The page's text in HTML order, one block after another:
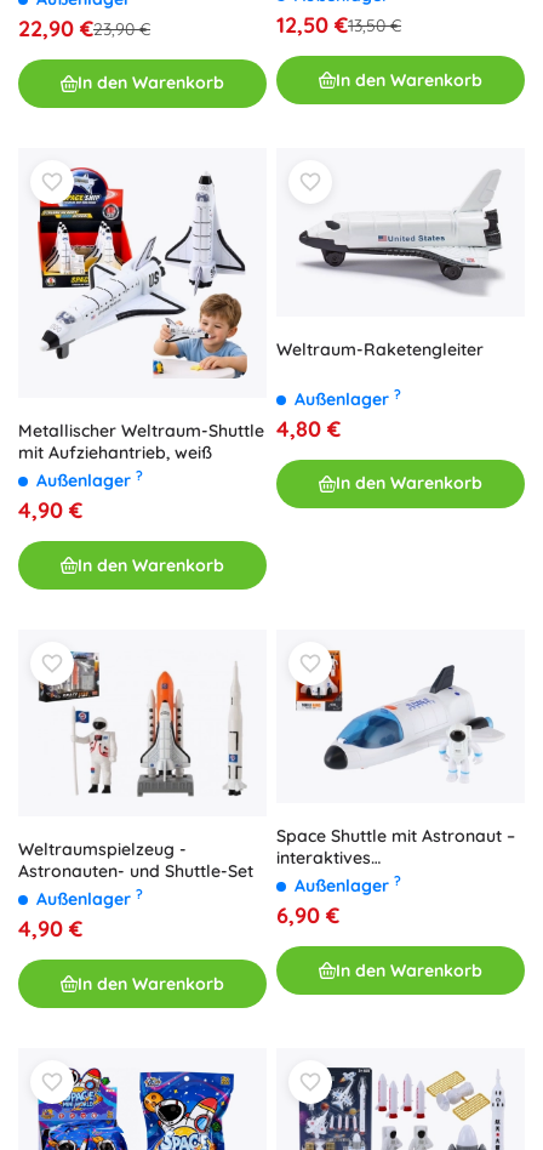
22,90 €23,90 €
In den Warenkorb
Lichteffekten
12,50 €13,50 €
In den Warenkorb
Metallischer Weltraum-Shuttle
mit Aufziehantrieb, weiß
Außenlager ?
4,90 €
In den Warenkorb
Weltraum-Raketengleiter
Außenlager ?
4,80 €
In den Warenkorb
Weltraumspielzeug -
Astronauten- und Shuttle-Set
Außenlager ?
4,90 €
In den Warenkorb
Space Shuttle mit Astronaut –
interaktives
Weltraumspielzeug mit Licht
und Sound, 20 cm
Außenlager ?
6,90 €
In den Warenkorb